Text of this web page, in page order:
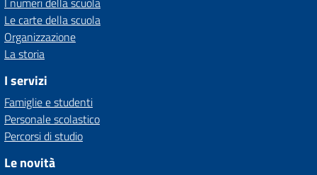
Le carte della scuola
Organizzazione
La storia
I servizi
Famiglie e studenti
Personale scolastico
Percorsi di studio
Le novità